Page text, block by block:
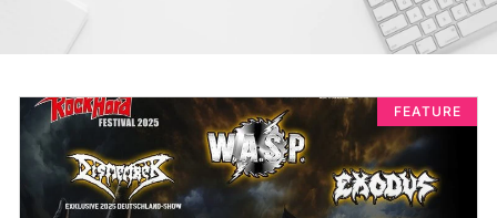
FEATURE